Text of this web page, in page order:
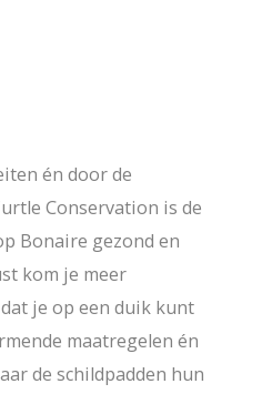
én door de
Conservation is de
Bonaire gezond en
kom je meer
je op een duik kunt
maatregelen én
de schildpadden hun